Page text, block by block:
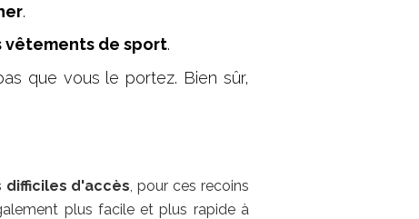
.
vêtements de sport.
que vous le portez. Bien sûr,
d'accès , pour ces recoins
plus facile et plus rapide à